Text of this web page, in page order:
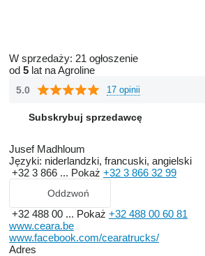
W sprzedaży: 21 ogłoszenie
od 5 lat na Agroline
5.0 17 opinii
Subskrybuj sprzedawcę
Jusef Madhloum
Języki: niderlandzki, francuski, angielski
+32 3 866 ... Pokaż +32 3 866 32 99
Oddzwoń
+32 488 00 ... Pokaż +32 488 00 60 81
www.ceara.be
www.facebook.com/cearatrucks/
Adres